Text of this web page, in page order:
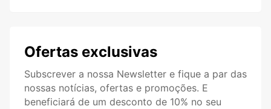
Ofertas exclusivas
Subscrever a nossa Newsletter e fique a par das
nossas notícias, ofertas e promoções. E
beneficiará de um desconto de 10% no seu